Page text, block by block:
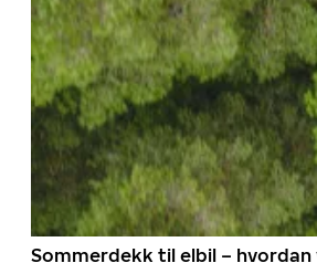
Sommerdekk til elbil –